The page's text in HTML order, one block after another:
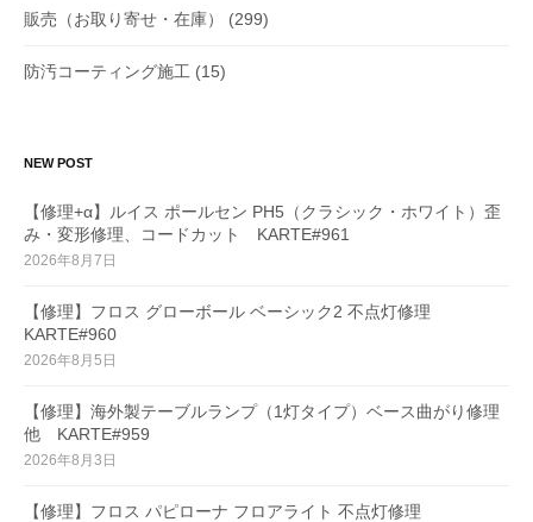
販売（お取り寄せ・在庫） (299)
防汚コーティング施工 (15)
NEW POST
【修理+α】ルイス ポールセン PH5（クラシック・ホワイト）歪
み・変形修理、コードカット KARTE#961
2026年8月7日
【修理】フロス グローボール ベーシック2 不点灯修理
KARTE#960
2026年8月5日
【修理】海外製テーブルランプ（1灯タイプ）ベース曲がり修理
他 KARTE#959
2026年8月3日
【修理】フロス パピローナ フロアライト 不点灯修理